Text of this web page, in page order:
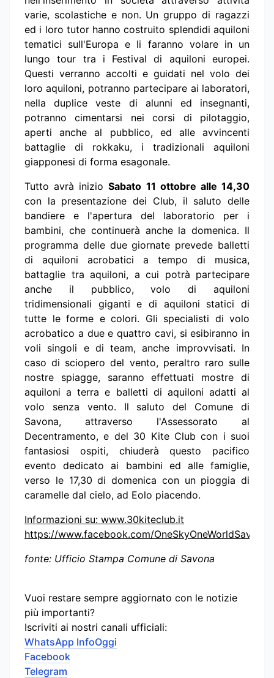
varie, scolastiche e non. Un gruppo di ragazzi
ed i loro tutor hanno costruito splendidi aquiloni
tematici sull'Europa e li faranno volare in un
lungo tour tra i Festival di aquiloni europei.
Questi verranno accolti e guidati nel volo dei
loro aquiloni, potranno partecipare ai laboratori,
nella duplice veste di alunni ed insegnanti,
potranno cimentarsi nei corsi di pilotaggio,
aperti anche al pubblico, ed alle avvincenti
battaglie di rokkaku, i tradizionali aquiloni
giapponesi di forma esagonale.
Tutto avrà inizioSabato 11 ottobre alle 14,30
con la presentazione dei Club, il saluto delle
bandiere e l'apertura del laboratorio per i
bambini, che continuerà anche la domenica. Il
programma delle due giornate prevede balletti
di aquiloni acrobatici a tempo di musica,
battaglie tra aquiloni, a cui potrà partecipare
anche il pubblico, volo di aquiloni
tridimensionali giganti e di aquiloni statici di
tutte le forme e colori. Gli specialisti di volo
acrobatico a due e quattro cavi, si esibiranno in
voli singoli e di team, anche improvvisati. In
caso di sciopero del vento, peraltro raro sulle
nostre spiagge, saranno effettuati mostre di
aquiloni a terra e balletti di aquiloni adatti al
volo senza vento. Il saluto del Comune di
Savona, attraverso l'Assessorato al
Decentramento, e del 30 Kite Club con i suoi
fantasiosi ospiti, chiuderà questo pacifico
evento dedicato ai bambini ed alle famiglie,
verso le 17,30 di domenica con un pioggia di
caramelle dal cielo, ad Eolo piacendo.
Informazioni su: www.30kiteclub.it
https://www.facebook.com/OneSkyOneWorldSavona
fonte: Ufficio Stampa Comune di Savona
Vuoi restare sempre aggiornato con le notizie
più importanti?
Iscriviti ai nostri canali ufficiali:
WhatsApp InfoOggi
Facebook
Telegram